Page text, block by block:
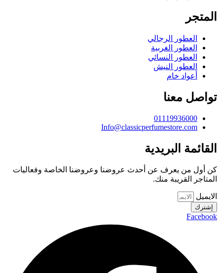
المتجر
العطور الرجالي
العطور الغربية
العطور النسائي
العطور النيش
أعواد خام
تواصل معنا
01119936000
Info@classicperfumestore.com
القائمة البريدية
كن أول من يعرف عن أحدث عروضنا وعروضنا الخاصة وفعاليات
المتاجر القريبة منك.
الايميل
إشترك
Facebook